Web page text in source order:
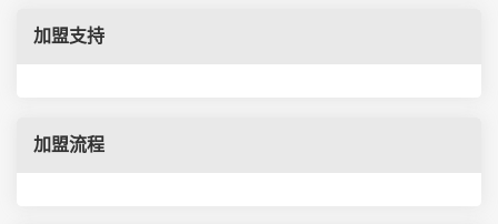
加盟支持
加盟流程